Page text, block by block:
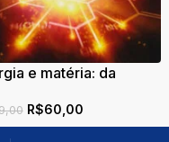
e matéria: da
tecnológicas
R$60,00